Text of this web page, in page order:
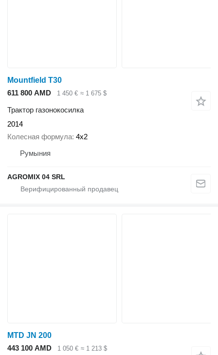
Mountfield T30
611 800 AMD
1 450 € ≈ 1 675 $
Трактор газонокосилка
2014
Колесная формула 4x2
Румыния
AGROMIX 04 SRL
MTD JN 200
443 100 AMD
1 050 € ≈ 1 213 $